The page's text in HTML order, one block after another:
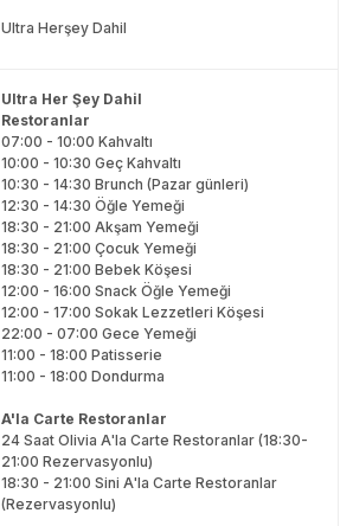
Ultra Herşey Dahil
Ultra Her Şey Dahil
Restoranlar
07:00 - 10:00 Kahvaltı
10:00 - 10:30 Geç Kahvaltı
10:30 - 14:30 Brunch (Pazar günleri)
12:30 - 14:30 Öğle Yemeği
18:30 - 21:00 Akşam Yemeği
18:30 - 21:00 Çocuk Yemeği
18:30 - 21:00 Bebek Köşesi
12:00 - 16:00 Snack Öğle Yemeği
12:00 - 17:00 Sokak Lezzetleri Köşesi
22:00 - 07:00 Gece Yemeği
11:00 - 18:00 Patisserie
11:00 - 18:00 Dondurma
A'la Carte Restoranlar
24 Saat Olivia A'la Carte Restoranlar (18:30-
21:00 Rezervasyonlu)
18:30 - 21:00 Sini A'la Carte Restoranlar
(Rezervasyonlu)